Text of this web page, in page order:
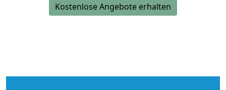
Kostenlose Angebote erhalten